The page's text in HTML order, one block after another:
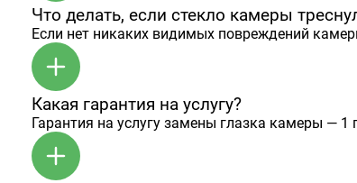
Что делать, если стекло камеры
Если нет никаких видимых повреждений
Какая гарантия на услугу?
Гарантия на услугу замены глазка камеры — 1